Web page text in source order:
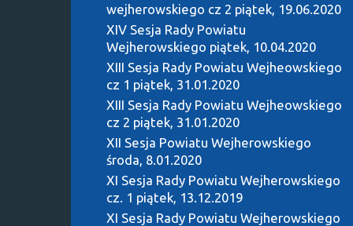
wejherowskiego cz 2 piątek, 19.06.2020
XIV Sesja Rady Powiatu
Wejherowskiego piątek, 10.04.2020
XIII Sesja Rady Powiatu Wejheowskiego
cz 1 piątek, 31.01.2020
XIII Sesja Rady Powiatu Wejheowskiego
cz 2 piątek, 31.01.2020
XII Sesja Powiatu Wejherowskiego
środa, 8.01.2020
XI Sesja Rady Powiatu Wejherowskiego
cz. 1 piątek, 13.12.2019
XI Sesja Rady Powiatu Wejherowskiego